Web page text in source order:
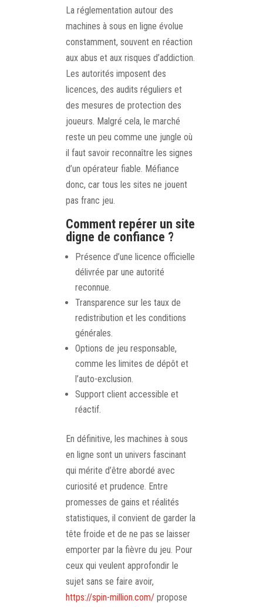
La réglementation autour des
machines à sous en ligne évolue
constamment, souvent en réaction
aux abus et aux risques d’addiction.
Les autorités imposent des
licences, des audits réguliers et
des mesures de protection des
joueurs. Malgré cela, le marché
reste un peu comme une jungle où
il faut savoir reconnaître les signes
d’un opérateur fiable. Méfiance
donc, car tous les sites ne jouent
pas franc jeu.
Comment repérer un site
digne de confiance ?
Présence d’une licence officielle
délivrée par une autorité
reconnue.
Transparence sur les taux de
redistribution et les conditions
générales.
Options de jeu responsable,
comme les limites de dépôt et
l’auto-exclusion.
Support client accessible et
réactif.
En définitive, les machines à sous
en ligne sont un univers fascinant
qui mérite d’être abordé avec
curiosité et prudence. Entre
promesses de gains et réalités
statistiques, il convient de garder la
tête froide et de ne pas se laisser
emporter par la fièvre du jeu. Pour
ceux qui veulent approfondir le
sujet sans se faire avoir,
https://spin-million.com/ propose